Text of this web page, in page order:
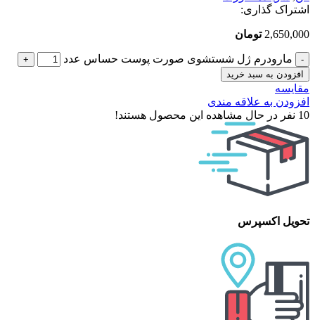
اشتراک گذاری:
2,650,000 تومان
مارودرم ژل شستشوی صورت پوست حساس عدد
افزودن به سبد خرید
مقایسه
افزودن به علاقه مندی
10 نفر در حال مشاهده این محصول هستند!
تحویل اکسپرس